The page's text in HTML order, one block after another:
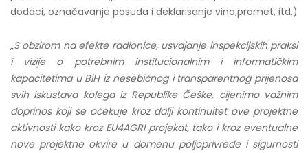
dodaci, označavanje posuda i deklarisanje vina,promet, itd.)
„S obzirom na efekte radionice, usvajanje inspekcijskih praksi
i vizije o potrebnim institucionalnim i informatičkim
kapacitetima u BiH iz nesebičnog i transparentnog prijenosa
svih iskustava kolega iz Republike Češke, cijenimo važnim
doprinos koji se očekuje kroz dalji kontinuitet ove projektne
aktivnosti kako kroz EU4AGRI projekat, tako i kroz eventualne
nove projektne okvire u domenu poljoprivrede i sigurnosti